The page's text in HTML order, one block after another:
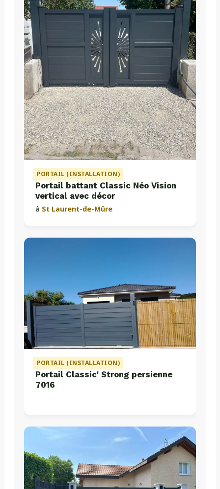
PORTAIL (INSTALLATION)
Portail battant Classic Néo Vision
vertical avec décor
à St Laurent-de-Mûre
PORTAIL (INSTALLATION)
Portail Classic' Strong persienne
7016